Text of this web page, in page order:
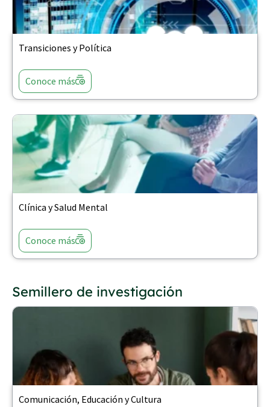
Transiciones y Política
Conoce más
Clínica y Salud Mental
Conoce más
Semillero de investigación
Comunicación, Educación y Cultura